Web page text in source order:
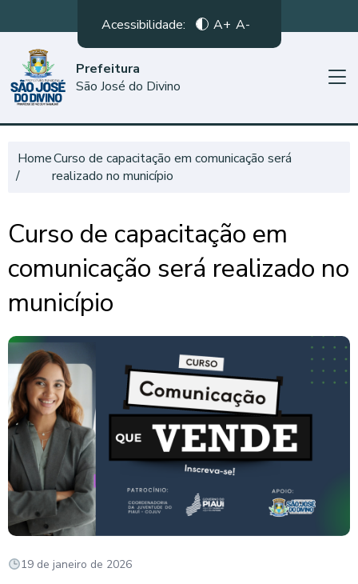
Acessibilidade: A+ A-
Prefeitura
São José do Divino
HomeCurso de capacitação em comunicação será
realizado no município
Curso de capacitação em
comunicação será realizado no
município
19 de janeiro de 2026